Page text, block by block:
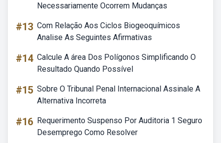
Necessariamente Ocorrem Mudanças
#13 Com Relação Aos Ciclos Biogeoquímicos
Analise As Seguintes Afirmativas
#14 Calcule A área Dos Polígonos Simplificando O
Resultado Quando Possível
#15 Sobre O Tribunal Penal Internacional Assinale A
Alternativa Incorreta
#16 Requerimento Suspenso Por Auditoria 1 Seguro
Desemprego Como Resolver